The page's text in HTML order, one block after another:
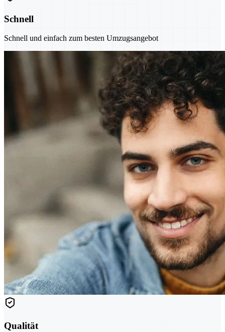
Schnell
Schnell und einfach zum besten Umzugsangebot
Qualität